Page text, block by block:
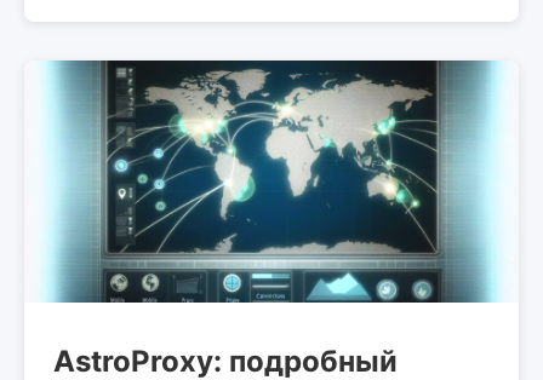
AstroProxy: подробный